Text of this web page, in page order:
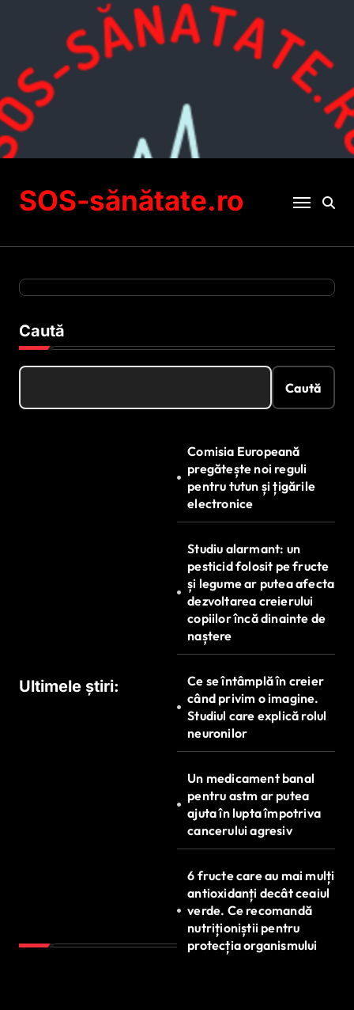
SOS-sănătate.ro
Caută
Caută
Ultimele știri:
Comisia Europeană
pregătește noi reguli
pentru tutun și țigările
electronice
Studiu alarmant: un
pesticid folosit pe fructe
și legume ar putea afecta
dezvoltarea creierului
copiilor încă dinainte de
naștere
Ce se întâmplă în creier
când privim o imagine.
Studiul care explică rolul
neuronilor
Un medicament banal
pentru astm ar putea
ajuta în lupta împotriva
cancerului agresiv
6 fructe care au mai mulți
antioxidanți decât ceaiul
verde. Ce recomandă
nutriționiștii pentru
protecția organismului